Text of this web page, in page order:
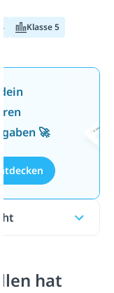
Klasse 5
🚀
hat